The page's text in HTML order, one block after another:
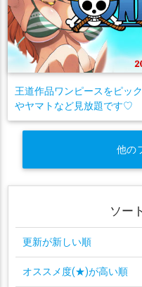
王道作品ワンピースをピッ
やヤマトなど見放題です♡
他の
ソー
更新が新しい順
オススメ度(★)が高い順